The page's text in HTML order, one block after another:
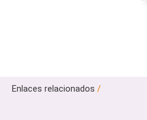
Enlaces relacionados /